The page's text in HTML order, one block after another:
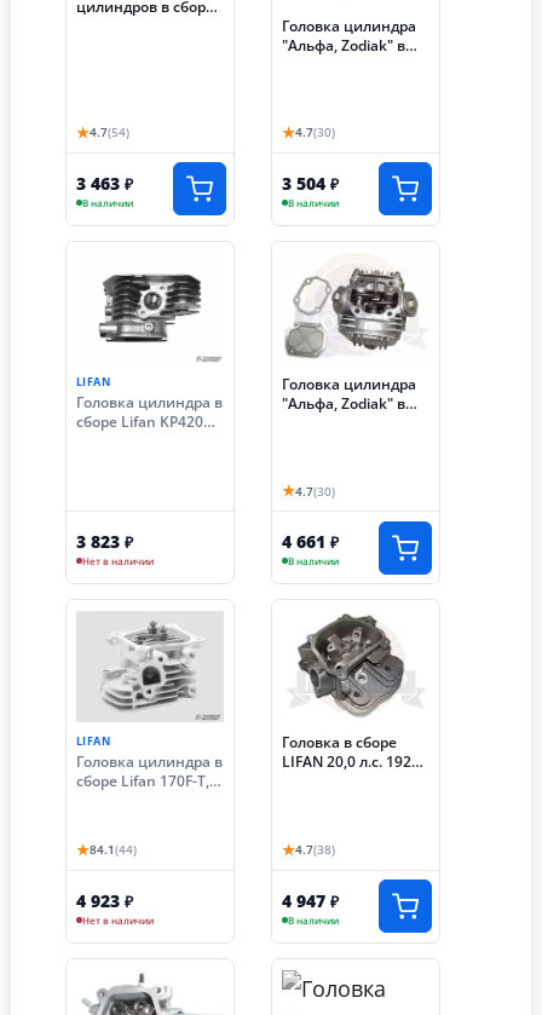
цилиндров в сборе
★4.7(54)
3 463 ₽
В наличии
Головка цилиндра
"Альфа, Zodiak" в
(ГБЦ)
★4.7(30)
3 504 ₽
В наличии
LIFAN
Головка цилиндра в
сборе Lifan KP420
3 823 ₽
Нет в наличии
Головка цилиндра
"Альфа, Zodiak" в
коромысло)(ГБЦ)
★4.7(30)
4 661 ₽
В наличии
LIFAN
Головка цилиндра в
сборе Lifan 170F-T,
★84.1(44)
4 923 ₽
Нет в наличии
Головка в сборе
LIFAN 20,0 л.с. 192F-
★4.7(38)
4 947 ₽
В наличии